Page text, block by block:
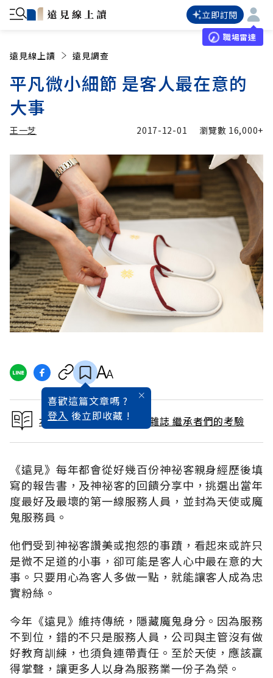
立即訂閱
職場雷達
遠見線上讀 遠見調查
平凡微小細節 是客人最在意的
大事
王一芝
王一芝 加入追蹤
2017-12-01 瀏覽數 16,000+
喜歡這篇文章嗎 ?
登入 後立即收藏 !
本文出自 2017 / 12月號雜誌 繼承者們的考驗
《遠見》每年都會從好幾百份神祕客親身經歷後填
寫的報告書，及神祕客的回饋分享中，挑選出當年
度最好及最壞的第一線服務人員，並封為天使或魔
鬼服務員。
他們受到神祕客讚美或抱怨的事蹟，看起來或許只
是微不足道的小事，卻可能是客人心中最在意的大
事。只要用心為客人多做一點，就能讓客人成為忠
實粉絲。
今年《遠見》維持傳統，隱藏魔鬼身分。因為服務
不到位，錯的不只是服務人員，公司與主管沒有做
好教育訓練，也須負連帶責任。至於天使，應該贏
得掌聲，讓更多人以身為服務業一份子為榮。